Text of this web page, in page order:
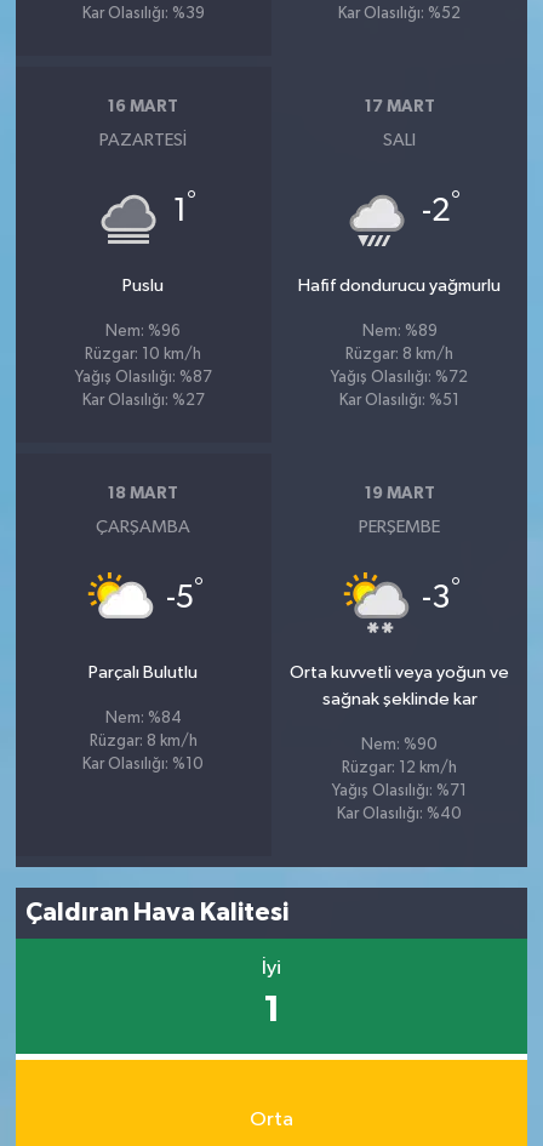
Kar Olasılığı: %39
Kar Olasılığı: %52
16 MART
PAZARTESI
1 °
Puslu
Nem: %96
Rüzgar: 10 km/h
Yağış Olasılığı: %87
Kar Olasılığı: %27
17 MART
SALI
-2°
Hafif dondurucu yağmurlu
Nem: %89
Rüzgar: 8 km/h
Yağış Olasılığı: %72
Kar Olasılığı: %51
18 MART
ÇARŞAMBA
-5°
Parçalı Bulutlu
Nem: %84
Rüzgar: 8 km/h
Kar Olasılığı: %10
19 MART
PERŞEMBE
-3°
Orta kuvvetli veya yoğun ve
sağnak şeklinde kar
Nem: %90
Rüzgar: 12 km/h
Yağış Olasılığı: %71
Kar Olasılığı: %40
Çaldıran Hava Kalitesi
İyi
1
Orta